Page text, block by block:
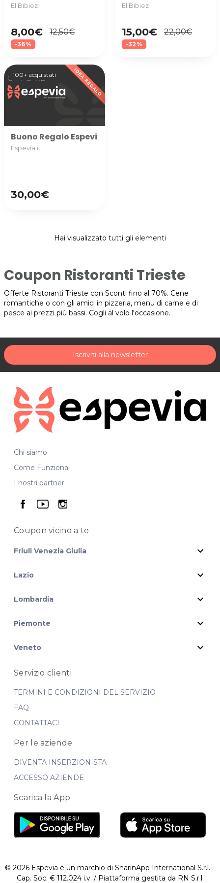
El Bibiez
8,00€ 12,50€
-36%
El Bibiez
15,00€ 22,00€
-32%
100+ acquistati
Buono Regalo Espevia disponibile in diversi
Espevia.it
30,00€
Hai visualizzato tutti gli elementi
Coupon Ristoranti Trieste
Offerte Ristoranti Trieste con Sconti fino al 70%. Cene
romantiche o con gli amici in pizzeria, menu di carne e di
pesce ai prezzi più bassi. Cogli al volo l'occasione.
Iscriviti alla newsletter
Chi siamo
Come Funziona
I nostri partner
seguici su facebook
seguici su youtube
seguici su instagram
Coupon vicinoa te
Friuli Venezia Giulia expand_more
Lazio expand_more
Lombardia expand_more
Piemonte expand_more
Veneto expand_more
Servizio clienti
TERMINI E CONDIZIONI DEL SERVIZIO
FAQ
CONTATTACI
Per le aziende
DIVENTA INSERZIONISTA
ACCESSO AZIENDE
Scarica la App
© 2026 Espevia è un marchio di SharinApp International S.r.l. –
Cap. Soc. € 112.024 i.v. / Piattaforma gestita da RN S.r.l.